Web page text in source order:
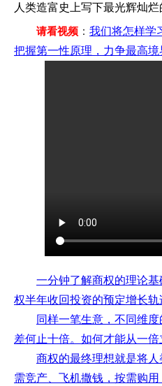
人类造富史上写下最光辉灿烂
请看视频 ： 我们将怎样学
把握第一性原理，力争最高境
一分钟了解商权的理论
权半年收回投资的预定增长轨
同样一笔生意，不同维
差何止十倍。如何才能从一倍
商权的最终理想就是将
需竞产、飞机撒钱，按需购